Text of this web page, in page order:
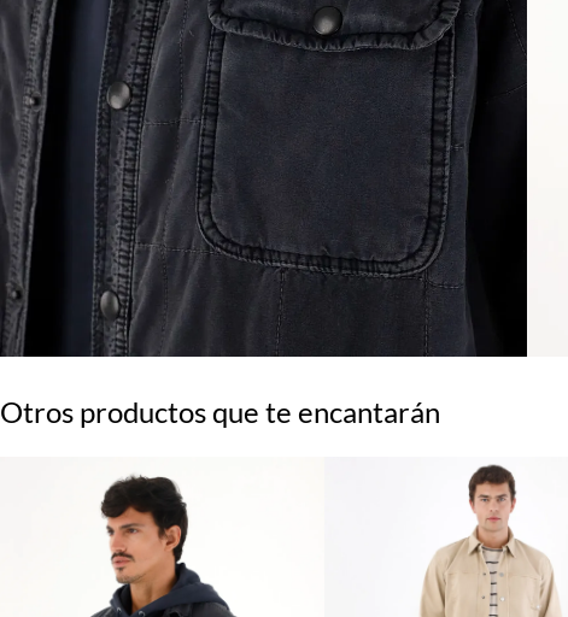
Otros productos que te encantarán